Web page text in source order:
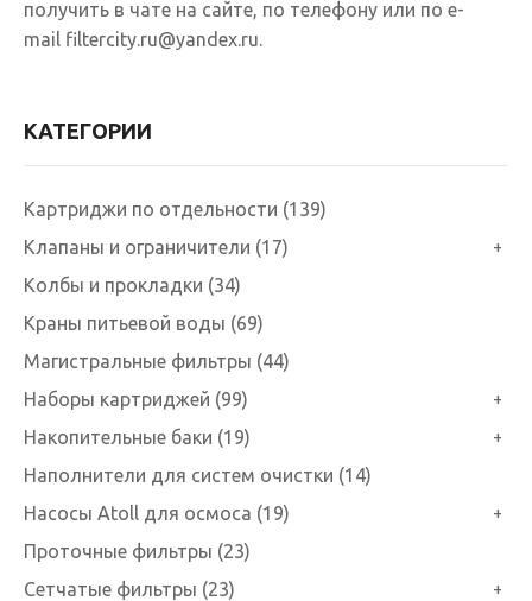
получить в чате на сайте, по телефону или по e-
mail filtercity.ru@yandex.ru.
КАТЕГОРИИ
Картриджи по отдельности (139)
Клапаны и ограничители (17)
+
Колбы и прокладки (34)
Краны питьевой воды (69)
Магистральные фильтры (44)
Наборы картриджей (99)
+
Накопительные баки (19) +
Наполнители для систем очистки (14)
Насосы Atoll для осмоса (19)
+
Проточные фильтры (23)
Сетчатые фильтры (23)
+